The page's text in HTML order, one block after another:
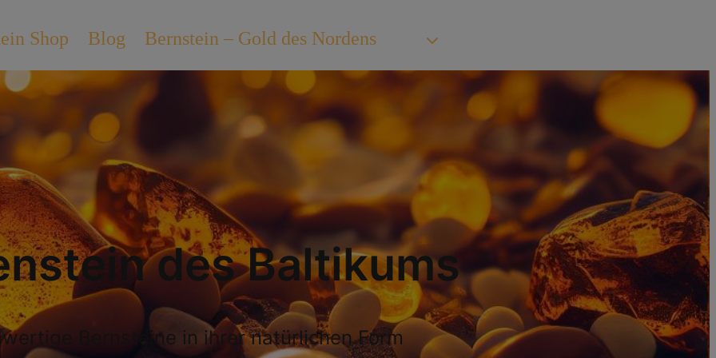
Shop Blog Bernstein – Gold des Nordens
des Baltikums
Bernsteine in ihrer natürlichen Form